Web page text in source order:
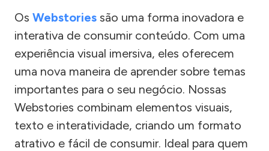
Os Webstories são uma forma inovadora e
interativa de consumir conteúdo. Com uma
experiência visual imersiva, eles oferecem
uma nova maneira de aprender sobre temas
importantes para o seu negócio. Nossas
Webstories combinam elementos visuais,
texto e interatividade, criando um formato
atrativo e fácil de consumir. Ideal para quem